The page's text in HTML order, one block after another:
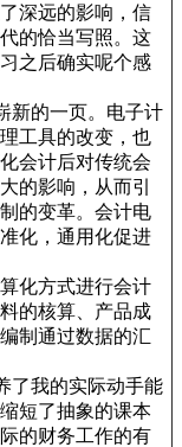
深远的影响，信
的恰当写照。这
之后确实呢个感
新的一页。电子计
工具的改变，也
会计后对传统会
的影响，从而引
的变革。会计电
化，通用化促进
化方式进行会计
的核算、产品成
制通过数据的汇
了我的实际动手能
短了抽象的课本
的财务工作的有